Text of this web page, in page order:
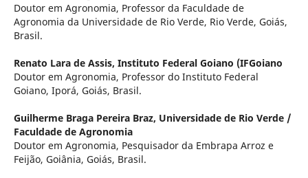
Doutor em Agronomia, Professor da Faculdade de
Agronomia da Universidade de Rio Verde, Rio Verde, Goiás,
Brasil.
Renato Lara de Assis, Instituto Federal Goiano (IFGoiano
Doutor em Agronomia, Professor do Instituto Federal
Goiano, Iporá, Goiás, Brasil.
Guilherme Braga Pereira Braz, Universidade de Rio Verde /
Faculdade de Agronomia
Doutor em Agronomia, Pesquisador da Embrapa Arroz e
Feijão, Goiânia, Goiás, Brasil.